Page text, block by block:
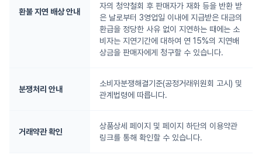
환불 지연 배상 안내
자의 청약철회 후 판매자가 재화 등을 반환 받
은 날로부터 3영업일 이내에 지급받은 대금의
환급을 정당한 사유 없이 지연하는 때에는 소
비자는 지연기간에 대하여 연 15%의 지연배
상금을 판매자에게 청구할 수 있습니다.
분쟁처리 안내
소비자분쟁해결기준(공정거래위원회 고시) 및
관계법령에 따릅니다.
거래약관 확인
상품상세 페이지 및 페이지 하단의 이용약관
링크를 통해 확인할 수 있습니다.